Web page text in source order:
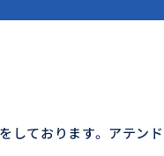
しております。アテン